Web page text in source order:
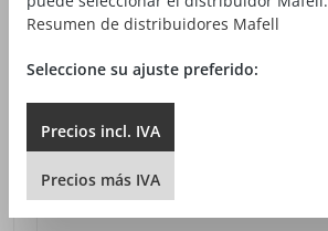
desde689,00 €*
Resumen de distribuidores Mafell
Seleccione su ajuste preferido:
Precios incl. IVA
Precios más IVA